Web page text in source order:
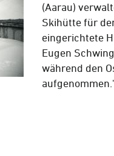
(Aarau)
Skihütte für
eingerichtete
Eugen
während den